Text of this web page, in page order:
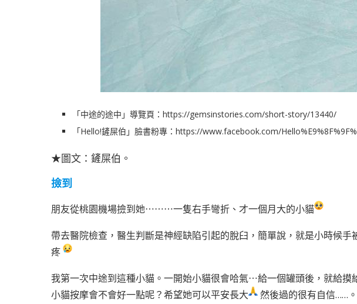
「中途的途中」導覽頁： https://gemsinstories.com/short-story/13440/
「Hello!鏟屎伯」臉書粉專： https://www.facebook.com/
★圖文：鏟屎伯。
撿到
朋友從桃園機場撿到她⋯⋯⋯一隻右手彎折、才一個月大的小貓
帶去醫院檢查，醫生判斷是神經缺陷引起的脫臼，簡單說，就是小時候
疼
我第一次中途到這種小貓。一開始小貓很會哈氣⋯給一個罐頭後，就給
小貓按摩會不會好一點呢？希望她可以平安長大
然後過的很有自信……。